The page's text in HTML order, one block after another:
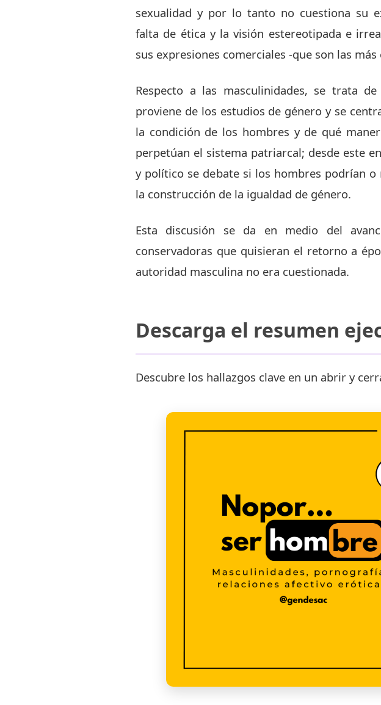
sexualidad y por lo tanto no cuestiona su
falta de ética y la visión estereotipada e
sus expresiones comerciales -que son las
Respecto a las masculinidades, se trata
proviene de los estudios de género y se
la condición de los hombres y de qué
perpetúan el sistema patriarcal; desde este
y político se debate si los hombres podrían o
la construcción de la igualdad de género.
Esta discusión se da en medio del
conservadoras que quisieran el retorno a
autoridad masculina no era cuestionada.
Descarga el resumen
Descubre los hallazgos clave en un abrir y